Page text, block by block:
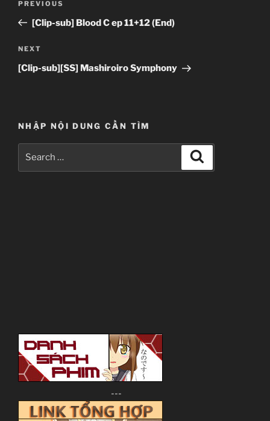
Previous
Post
PREVIOUS
[Clip-sub] Blood C ep 11+12 (End)
Next
Post
NEXT
[Clip-sub][SS] Mashiroiro Symphony
NHẬP NỘI DUNG CẦN TÌM
---